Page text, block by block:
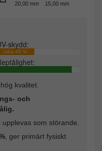
20,00 mm 15,00 mm
skydd:
cirka 45 %
kvalitet.
och
upplevas som störande.
, ger primärt fysiskt